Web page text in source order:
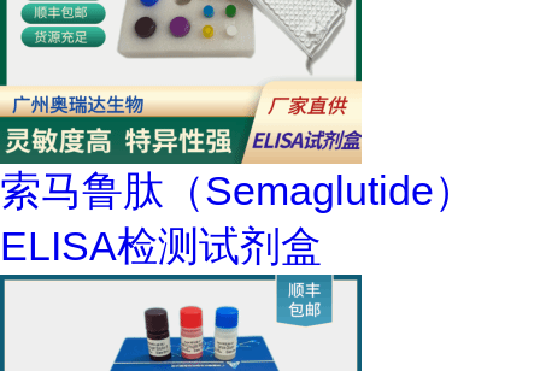
索马鲁肽（Semaglutide）
ELISA检测试剂盒